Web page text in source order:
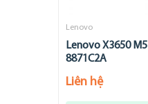
Lenovo
Lenovo X3650 M5
8871C2A
Liên hệ